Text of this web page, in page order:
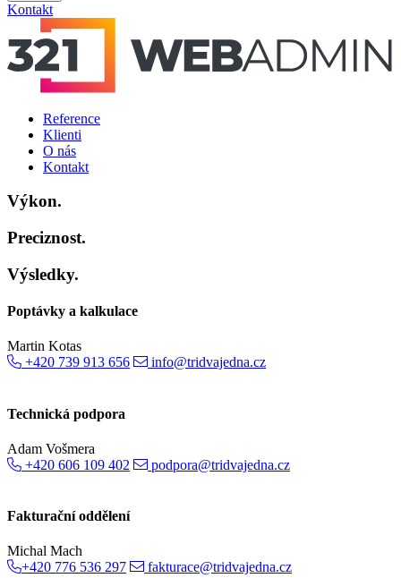
Kontakt
Reference
Klienti
O nás
Kontakt
Výkon.
Preciznost.
Výsledky.
Poptávky a kalkulace
Martin Kotas
+420 739 913 656
info@tridvajedna.cz
Technická podpora
Adam Vošmera
+420 606 109 402
podpora@tridvajedna.cz
Fakturační oddělení
Michal Mach
+420 776 536 297
fakturace@tridvajedna.cz